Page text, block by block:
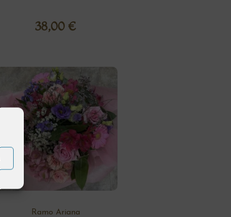
38,00 €
Ramo Ariana